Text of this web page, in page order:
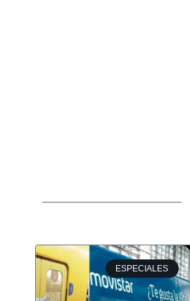
ESPECIALES